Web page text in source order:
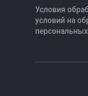
Условия
условий на